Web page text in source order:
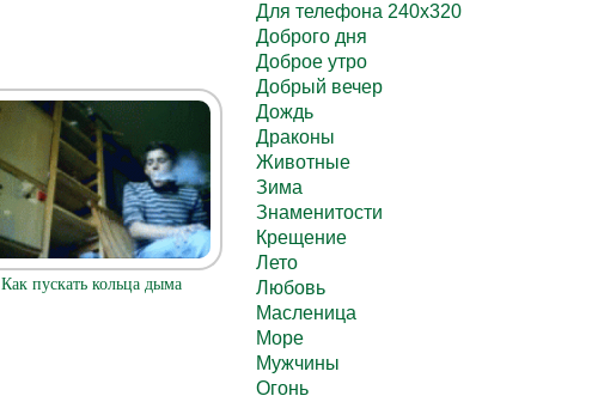
Как пускать кольца дыма
Для телефона 240х320
Доброго дня
Доброе утро
Добрый вечер
Дождь
Драконы
Животные
Зима
Знаменитости
Крещение
Лето
Любовь
Масленица
Море
Мужчины
Огонь